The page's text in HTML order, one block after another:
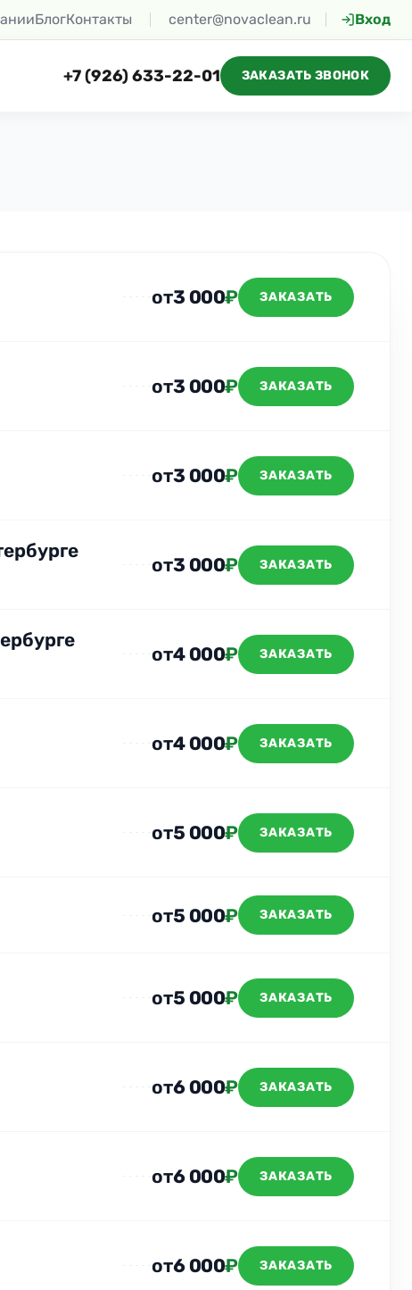
БлогКонтакты center@novaclean.ru Вход
+7 (926) 633-22-01 ЗАКАЗАТЬ ЗВОНОК
от3 000₽ ЗАКАЗАТЬ
от3 000₽ ЗАКАЗАТЬ
от3 000₽ ЗАКАЗАТЬ
от3 000₽ ЗАКАЗАТЬ
от4 000₽ ЗАКАЗАТЬ
от4 000₽ ЗАКАЗАТЬ
от5 000₽ ЗАКАЗАТЬ
от5 000₽ ЗАКАЗАТЬ
от5 000₽ ЗАКАЗАТЬ
от6 000₽ ЗАКАЗАТЬ
от6 000₽ ЗАКАЗАТЬ
от6 000₽ ЗАКАЗАТЬ